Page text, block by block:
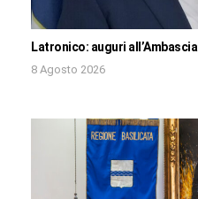
Latronico: auguri
8 Agosto 2026